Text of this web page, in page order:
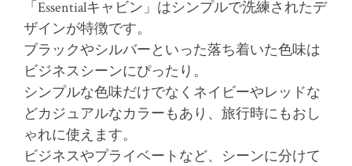
「Essentialキャビン」はシンプルで洗練されたデ
ザインが特徴です。
ブラックやシルバーといった落ち着いた色味は
ビジネスシーンにぴったり。
シンプルな色味だけでなくネイビーやレッドな
どカジュアルなカラーもあり、旅行時にもおし
ゃれに使えます。
ビジネスやプライベートなど、シーンに分けて